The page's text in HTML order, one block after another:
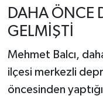
DAHA ÖNCE
GELMİŞTİ
Mehmet Balcı,
ilçesi merkezli
öncesinden